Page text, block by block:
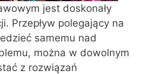
jest doskonały
Przepływ polegający na
samemu nad
można w dowolnym
z rozwiązań